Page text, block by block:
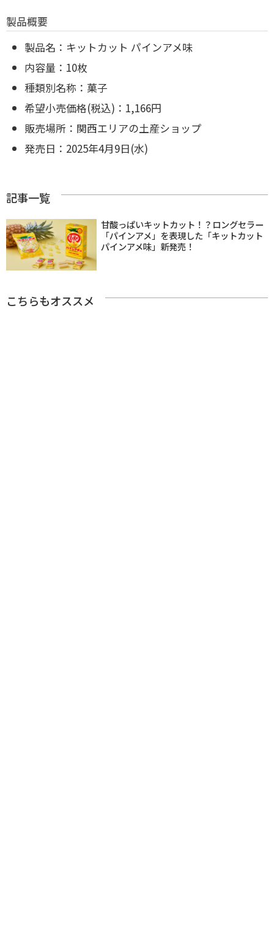
製品概要
製品名：キットカット パインアメ味
内容量：10枚
種類別名称：菓子
希望小売価格(税込)：1,166円
販売場所：関西エリアの土産ショップ
発売日：2025年4月9日(水)
記事一覧
甘酸っぱいキットカット！？ロングセラー
「パインアメ」を表現した「キットカット
パインアメ味」新発売！
こちらもオススメ